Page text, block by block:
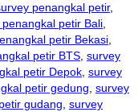
penangkal petir,
petir Bali,
petir Bekasi,
petir BTS, survey
petir Depok, survey
petir gedung, survey
gudang, survey